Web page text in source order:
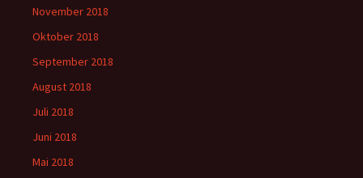
November 2018
Oktober 2018
September 2018
August 2018
Juli 2018
Juni 2018
Mai 2018